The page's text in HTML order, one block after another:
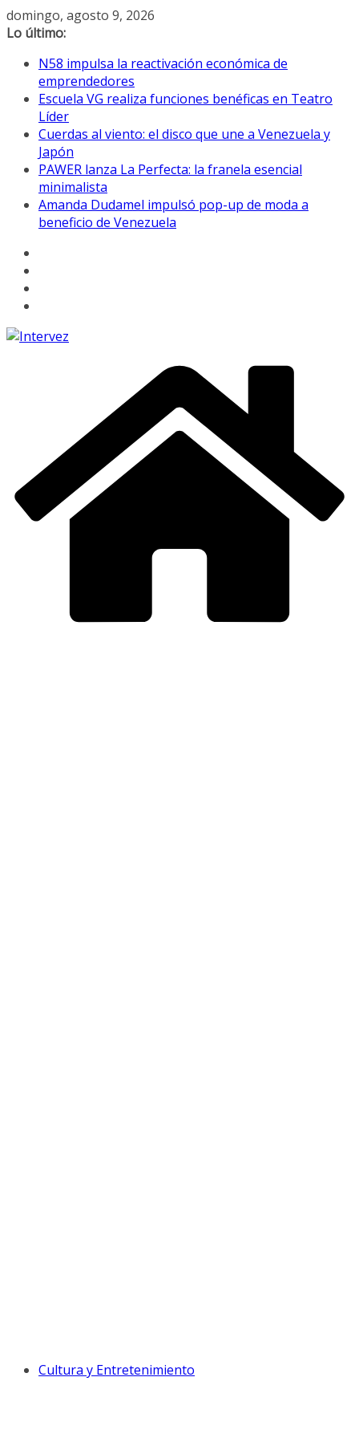
Saltar
al
domingo, agosto 9, 2026
Lo último:
N58 impulsa la reactivación económica de
emprendedores
Escuela VG realiza funciones benéficas en Teatro
Líder
Cuerdas al viento: el disco que une a Venezuela y
Japón
PAWER lanza La Perfecta: la franela esencial
minimalista
Amanda Dudamel impulsó pop-up de moda a
beneficio de Venezuela
Cultura y Entretenimiento